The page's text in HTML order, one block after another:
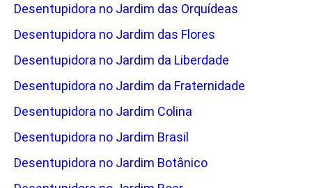
Desentupidora no Jardim das Orquídeas
Desentupidora no Jardim das Flores
Desentupidora no Jardim da Liberdade
Desentupidora no Jardim da Fraternidade
Desentupidora no Jardim Colina
Desentupidora no Jardim Brasil
Desentupidora no Jardim Botânico